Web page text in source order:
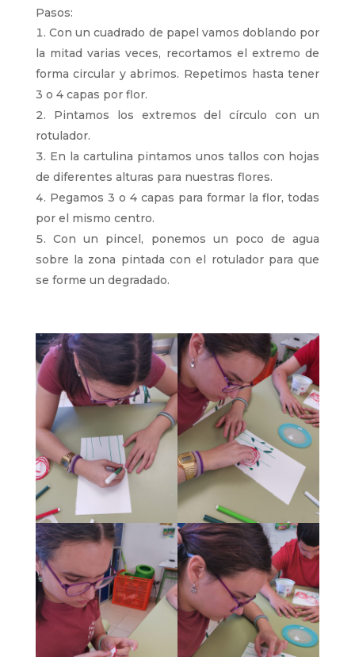
Pasos:
Con un cuadrado de papel vamos doblando por
la mitad varias veces, recortamos el extremo de
forma circular y abrimos. Repetimos hasta tener
3 o 4 capas por flor.
Pintamos los extremos del círculo con un
rotulador.
En la cartulina pintamos unos tallos con hojas
de diferentes alturas para nuestras flores.
Pegamos 3 o 4 capas para formar la flor, todas
por el mismo centro.
Con un pincel, ponemos un poco de agua
sobre la zona pintada con el rotulador para que
se forme un degradado.